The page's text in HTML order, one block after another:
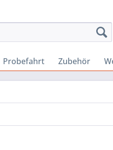
Probefahrt Zubehör